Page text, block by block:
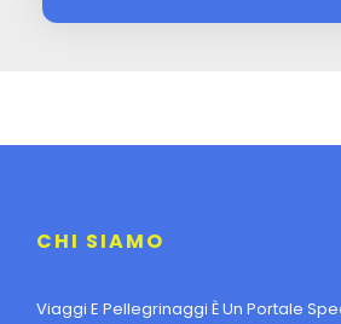
CHI SIAMO
Viaggi E Pellegrinaggi È Un Portale